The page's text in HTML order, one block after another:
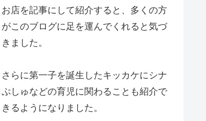
お店を記事にして紹介すると、多くの方
がこのブログに足を運んでくれると気づ
きました。
さらに第一子を誕生したキッカケにシナ
ぷしゅなどの育児に関わることも紹介で
きるようになりました。